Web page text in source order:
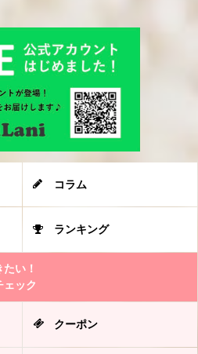
コラム
ランキング
い！
ェック
クーポン